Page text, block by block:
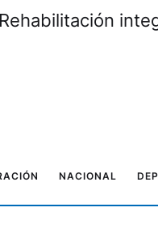
Rehabilitación
NACIONAL